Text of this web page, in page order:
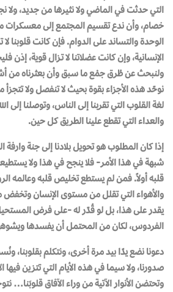
التي حدثت في الماضي ولا نثيرها من جديد، ولا
خصام، وأن ندع تقسيم المجتمع إلى معسكرات
الوحدة والتساند على الدوام. فإن كانت قلوبنا
الإنسانية، وإن كانت عضلاتنا لا تـزال قوية، إذن
ولنبحث عن طُرق جمْع ما سـبق وأن بعثرناه من
نوحّد هذه الأجزاء بقوة بحيث لا تنفصل ولا
لغة القلوب التي تقربنا إلى الناس، وتوصلنا إلى
والعداء التي تقطع علينا الطريق كل حين.
إذا كان المطلوب هو تحويل بلادنا إلى جنة وارفة
شبهة في هذا الأمر- فلا ينجح في هذا ولا
قلبه أولاً. فمن لم يستطع تخليص قلبه وعالمه
والأهواء التي تقلل من مستوى الإنسان
يقدر على هذا، بل لو قُدّر له -على فرض
الفردوس، لكان من المحتمل أن يفسدها
دعونا نضع يدًا بيد مرة أخرى، ونتكلم بقلوبنا،
صدورنا، ولا سيما في هذه الأيام التي تتزين فيها
وتحتضن الأنوار الآتية من وراء الآفاق قلوبَنا…